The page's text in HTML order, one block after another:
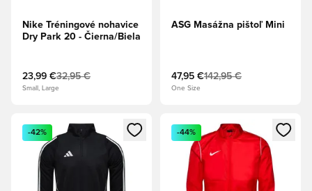
Nike Tréningové nohavice
Dry Park 20 - Čierna/Biela
23,99 €32,95 €
Small, Large
ASG Masážna pištoľ Mini
47,95 €142,95 €
One Size
Otvorí modál na prihlásenie alebo registráciu ako člen
-42%
Otvorí modál na prihlásenie
-44%